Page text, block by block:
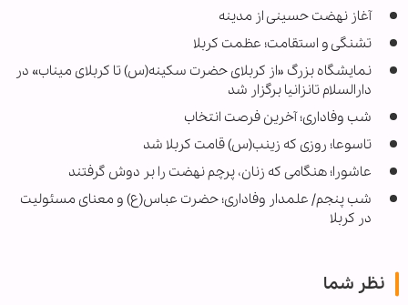
آغاز نهضت حسینی از مدینه
تشنگی و استقامت؛ عظمت کربلا
نمایشگاه بزرگ «از کربلای حضرت سکینه(س) تا کربلای میناب» در
دارالسلام تانزانیا برگزار شد
شب وفاداری؛ آخرین فرصت انتخاب
تاسوعا؛ روزی که زینب(س) قامت کربلا شد
عاشورا؛ هنگامی که زنان، پرچم نهضت را بر دوش گرفتند
شب پنجم/ علمدار وفاداری؛ حضرت عباس(ع) و معنای مسئولیت
در کربلا
نظر شما